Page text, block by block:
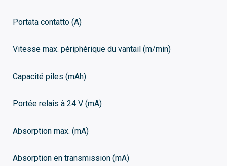
Portata contatto (A)
Vitesse max. périphérique du vantail (m/min)
Capacité piles (mAh)
Portée relais à 24 V (mA)
Absorption max. (mA)
Absorption en transmission (mA)